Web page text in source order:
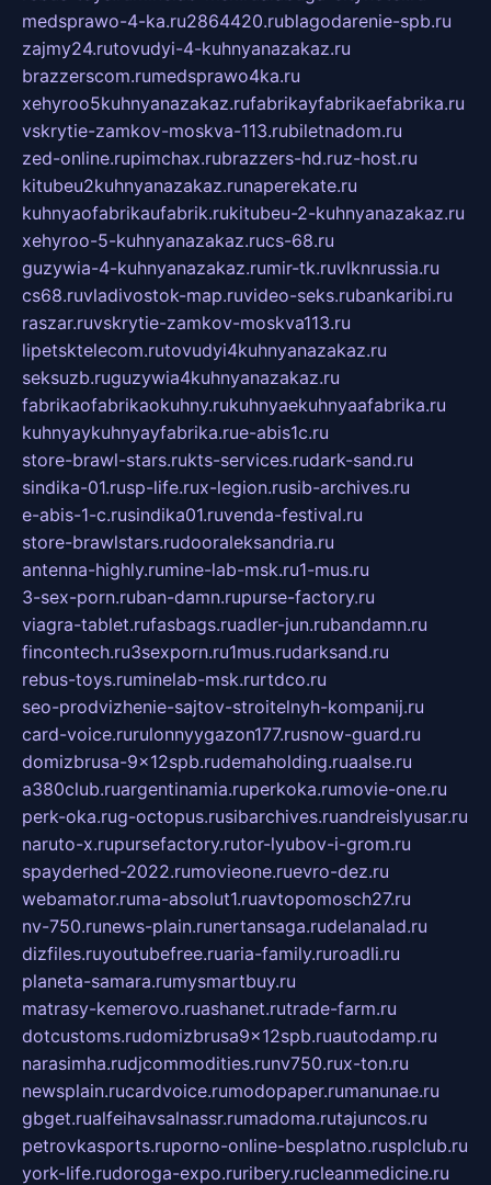
medsprawo-4-ka.ru2864420.rublagodarenie-spb.ru
zajmy24.rutovudyi-4-kuhnyanazakaz.ru
brazzerscom.rumedsprawo4ka.ru
xehyroo5kuhnyanazakaz.rufabrikayfabrikaefabrika.ru
vskrytie-zamkov-moskva-113.rubiletnadom.ru
zed-online.rupimchax.rubrazzers-hd.ruz-host.ru
kitubeu2kuhnyanazakaz.runaperekate.ru
kuhnyaofabrikaufabrik.rukitubeu-2-kuhnyanazakaz.ru
xehyroo-5-kuhnyanazakaz.rucs-68.ru
guzywia-4-kuhnyanazakaz.rumir-tk.ruvlknrussia.ru
cs68.ruvladivostok-map.ruvideo-seks.rubankaribi.ru
raszar.ruvskrytie-zamkov-moskva113.ru
lipetsktelecom.rutovudyi4kuhnyanazakaz.ru
seksuzb.ruguzywia4kuhnyanazakaz.ru
fabrikaofabrikaokuhny.rukuhnyaekuhnyaafabrika.ru
kuhnyaykuhnyayfabrika.rue-abis1c.ru
store-brawl-stars.rukts-services.rudark-sand.ru
sindika-01.rusp-life.rux-legion.rusib-archives.ru
e-abis-1-c.rusindika01.ruvenda-festival.ru
store-brawlstars.rudooraleksandria.ru
antenna-highly.rumine-lab-msk.ru1-mus.ru
3-sex-porn.ruban-damn.rupurse-factory.ru
viagra-tablet.rufasbags.ruadler-jun.rubandamn.ru
fincontech.ru3sexporn.ru1mus.rudarksand.ru
rebus-toys.ruminelab-msk.rurtdco.ru
seo-prodvizhenie-sajtov-stroitelnyh-kompanij.ru
card-voice.rurulonnyygazon177.rusnow-guard.ru
domizbrusa-9x12spb.rudemaholding.ruaalse.ru
a380club.ruargentinamia.ruperkoka.rumovie-one.ru
perk-oka.rug-octopus.rusibarchives.ruandreislyusar.ru
naruto-x.rupursefactory.rutor-lyubov-i-grom.ru
spayderhed-2022.rumovieone.ruevro-dez.ru
webamator.ruma-absolut1.ruavtopomosch27.ru
nv-750.runews-plain.runertansaga.rudelanalad.ru
dizfiles.ruyoutubefree.ruaria-family.ruroadli.ru
planeta-samara.rumysmartbuy.ru
matrasy-kemerovo.ruashanet.rutrade-farm.ru
dotcustoms.rudomizbrusa9x12spb.ruautodamp.ru
narasimha.rudjcommodities.runv750.rux-ton.ru
newsplain.rucardvoice.rumodopaper.rumanunae.ru
gbget.rualfeihavsalnassr.rumadoma.rutajuncos.ru
petrovkasports.ruporno-online-besplatno.rusplclub.ru
york-life.rudoroga-expo.ruribery.rucleanmedicine.ru